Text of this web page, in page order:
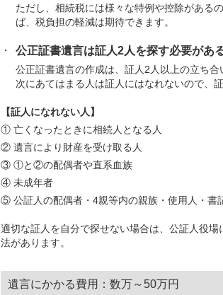
ただし、相続税には様々な特例や控除がある
ば、税負担の軽減は期待できます。
公正証書遺言は証人2人を探す必要があ
公正証書遺言の作成は、証人2人以上の立ち
次にあてはまる人は証人にはなれないので、
【証人になれない人】
① 亡くなったときに相続人となる人
② 遺言により財産を受け取る人
③ ①と②の配偶者や直系血族
④ 未成年者
⑤ 公証人の配偶者・4親等内の親族・使用人・書
適切な証人を自分で探せない場合は、公証人役
法があります。
遺言にかかる費用：数万～50万円